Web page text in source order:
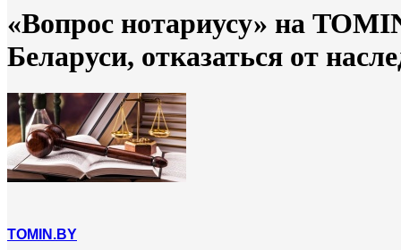
«Вопрос нотариусу» на
Беларуси, отказаться от
TOMIN.BY